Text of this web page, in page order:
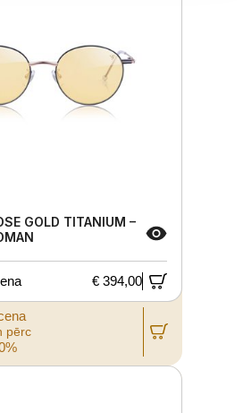
GOLD TITANIUM –
€ 394,00
pērc